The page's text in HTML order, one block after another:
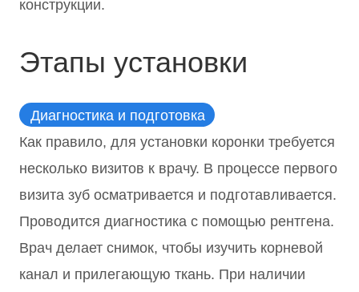
конструкции.
Этапы установки
Диагностика и подготовка
Как правило, для установки коронки требуется
несколько визитов к врачу. В процессе первого
визита зуб осматривается и подготавливается.
Проводится диагностика с помощью рентгена.
Врач делает снимок, чтобы изучить корневой
канал и прилегающую ткань. При наличии